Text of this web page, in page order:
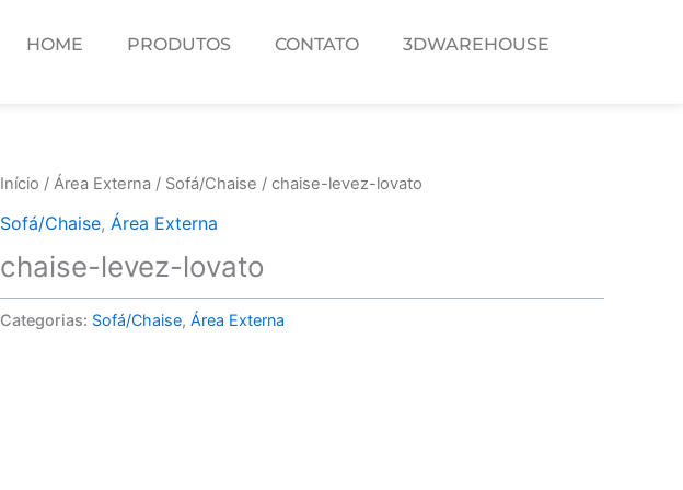
HOME PRODUTOS CONTATO 3DWAREHOUSE
Início / Área Externa / Sofá/Chaise / chaise-levez-lovato
Sofá/Chaise, Área Externa
chaise-levez-lovato
Categorias: Sofá/Chaise, Área Externa